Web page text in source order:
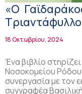
«Ο
στηρίζουν
Νοσοκομείου
18 Οκτωβρίου, 2024
Ένα βιβλίο
Νοσοκομείου
συνεργασία με τον
συγγραφέα